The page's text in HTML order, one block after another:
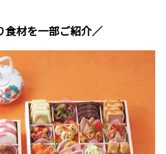
食材を一部ご紹介／